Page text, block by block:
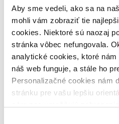
Aby sme vedeli, ako sa na
mohli vám zobraziť tie
cookies. Niektoré sú naozaj
stránka vôbec nefungovala.
analytické cookies, ktoré
náš web funguje, a stále ho
Personalizačné cookies nám
stránku pre vašu lepšiu
pripravujeme (0 titulov)
dostupná (bez
vypredaných)
Nové / čítané
nová (0 titulov) nová
čítaná (0 titulov)
čítaná - výborný stav (0
čítaná - mierne
opotrebovaná